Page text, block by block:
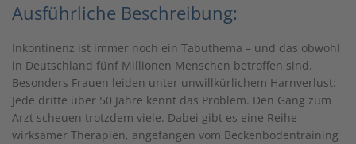
Ausführliche Beschreibung:
Inkontinenz ist immer noch ein Tabuthema – und das obwohl
in Deutschland fünf Millionen Menschen betroffen sind.
Besonders Frauen leiden unter unwillkürlichem Harnverlust:
Jede dritte über 50 Jahre kennt das Problem. Den Gang zum
Arzt scheuen trotzdem viele. Dabei gibt es eine Reihe
wirksamer Therapien, angefangen vom Beckenbodentraining